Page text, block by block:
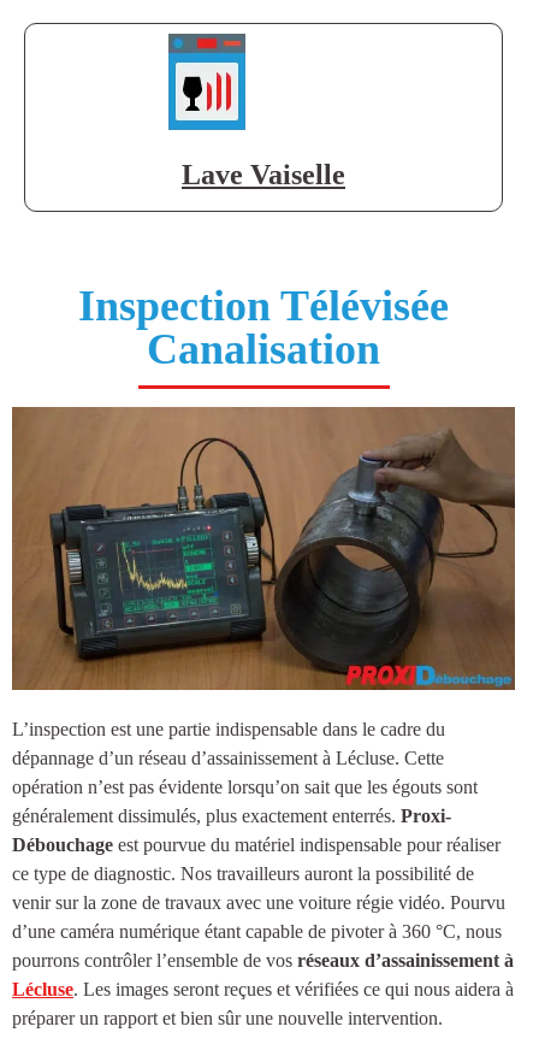
Lave Vaiselle
Inspection Télévisée
Canalisation
L’inspection est une partie indispensable dans le cadre du
dépannage d’un réseau d’assainissement à Lécluse. Cette
opération n’est pas évidente lorsqu’on sait que les égouts sont
généralement dissimulés, plus exactement enterrés. Proxi-
Débouchage est pourvue du matériel indispensable pour réaliser
ce type de diagnostic. Nos travailleurs auront la possibilité de
venir sur la zone de travaux avec une voiture régie vidéo. Pourvu
d’une caméra numérique étant capable de pivoter à 360 °C, nous
pourrons contrôler l’ensemble de vos réseaux d’assainissement à
Lécluse. Les images seront reçues et vérifiées ce qui nous aidera à
préparer un rapport et bien sûr une nouvelle intervention.